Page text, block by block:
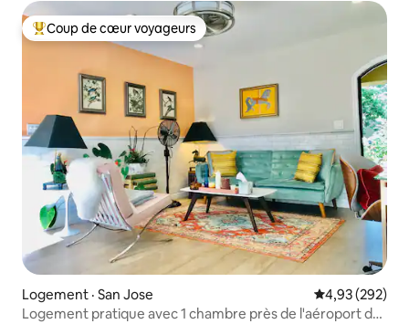
Coup de cœur voyageurs parmi les plus aimés
Coup de cœur voyageurs
Logement · San Jose Note
4,93 (292)
Logement pratique avec 1 chambre près de l'aéroport de